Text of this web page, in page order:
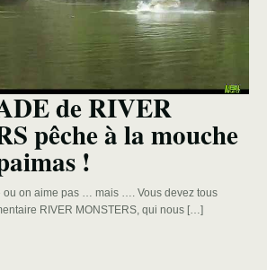
de RIVER
pêche à la mouche
!
ou on aime pas … mais …. Vous devez tous
RIVER MONSTERS, qui nous […]